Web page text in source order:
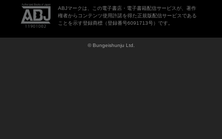
ABJマークは、この電子書店・電子書籍配信サービスが、著作
権者からコンテンツ使用許諾を得た正規版配信サービスである
ことを示す登録商標（登録番号6091713号）です。
© Bungeishunju Ltd.